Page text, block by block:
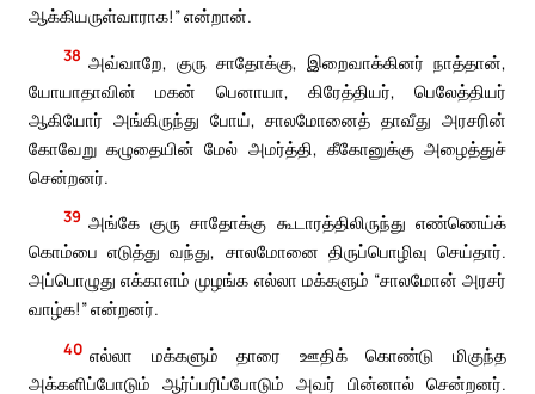
ஆக்கியருள்வாராக!” என்றான்.
38 அவ்வாறே, குரு சாதோக்கு, இறைவாக்கினர் நாத்தான்,
யோயாதாவின் மகன் பெனாயா, கிரேத்தியர், பெலேத்தியர்
ஆகியோர் அங்கிருந்து போய், சாலமோனைத் தாவீது அரசரின்
கோவேறு கழுதையின் மேல் அமர்த்தி, கீகோனுக்கு அழைத்துச்
சென்றனர்.
39 அங்கே குரு சாதோக்கு கூடாரத்திலிருந்து எண்ணெய்க்
கொம்பை எடுத்து வந்து, சாலமோனை திருப்பொழிவு செய்தார்.
அப்பொழுது எக்காளம் முழங்க எல்லா மக்களும் “சாலமோன் அரசர்
வாழ்க!” என்றனர்.
40 எல்லா மக்களும் தாரை ஊதிக் கொண்டு மிகுந்த
அக்களிப்போடும் ஆர்ப்பரிப்போடும் அவர் பின்னால் சென்றனர்.